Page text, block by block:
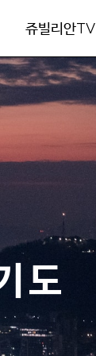
쥬빌리안TV
도